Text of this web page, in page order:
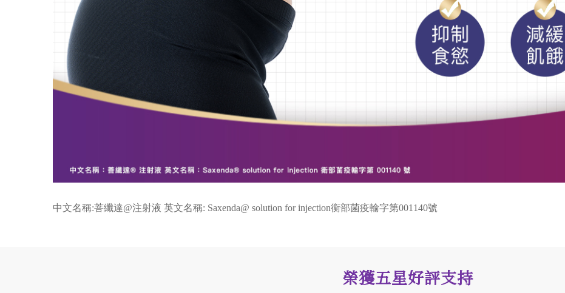
中文名稱:菩纖達@注射液 英文名稱: Saxenda@ solution for injection衡部菌疫輸字第001140號
榮獲五星好評支持